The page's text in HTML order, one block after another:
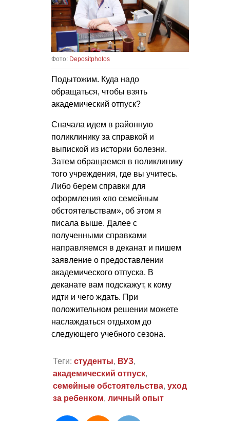
Фото: Depositphotos
Подытожим. Куда надо
обращаться, чтобы взять
академический отпуск?
Сначала идем в районную
поликлинику за справкой и
выпиской из истории болезни.
Затем обращаемся в поликлинику
того учреждения, где вы учитесь.
Либо берем справки для
оформления «по семейным
обстоятельствам», об этом я
писала выше. Далее с
полученными справками
направляемся в деканат и пишем
заявление о предоставлении
академического отпуска. В
деканате вам подскажут, к кому
идти и чего ждать. При
положительном решении можете
наслаждаться отдыхом до
следующего учебного сезона.
Теги: студенты, ВУЗ,
академический отпуск,
семейные обстоятельства, уход
за ребенком, личный опыт